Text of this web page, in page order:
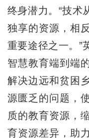
终身潜力。“技术
独享的资源，相
重要途径之一。”
智慧教育端到端
解决边远和贫困
源匮乏的问题，
质的教育资源，
育资源差异，助